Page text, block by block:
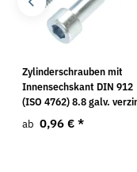
Zylinderschrauben mit
Innensechskant DIN 912
(ISO 4762) 8.8 galv.
ab 0,96 € *